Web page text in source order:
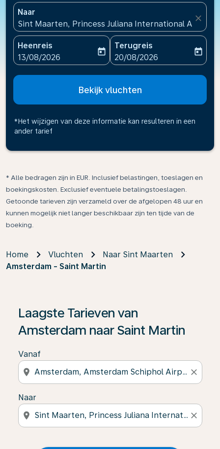
Naar
Sint Maarten, Princess Juliana International
close
Heenreis
fc-booking-departure-date-aria-label
13/08/2026
today
Terugreis
fc-booking-return-date-
20/08/2026
today
Bekijk vluchten
*Het wijzigen van deze informatie kan resulteren in een
ander tarief
* Alle bedragen zijn in EUR. Inclusief belastingen, toeslagen en
boekingskosten. Exclusief eventuele betalingstoeslagen.
Getoonde tarieven zijn verzameld over de afgelopen 48 uur en
kunnen mogelijk niet langer beschikbaar zijn ten tijde van de
boeking.
Home Vluchten
Naar Sint Maarten
Amsterdam - Saint Martin
Laagste Tarieven van
Amsterdam naar Saint Martin
Vanaf
location_on close
Naar
location_on close